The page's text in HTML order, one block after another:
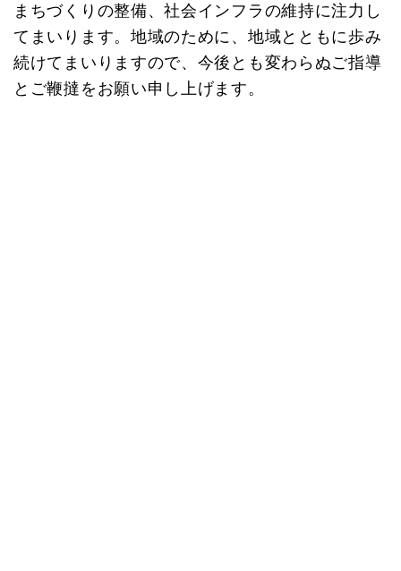
まちづくりの整備、社会インフラの維持に注力し
てまいります。地域のために、地域とともに歩み
続けてまいりますので、今後とも変わらぬご指導
とご鞭撻をお願い申し上げます。